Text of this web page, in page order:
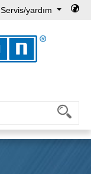
Servis/yardım